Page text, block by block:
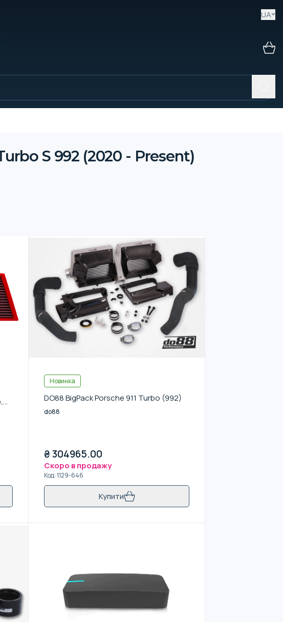
UA
S 992 (2020 - Present)
Новинка
DO88 BigPack Porsche 911 Turbo (992)
do88
₴304965.00
Скоро в продажу
Код:1129-646
Купити